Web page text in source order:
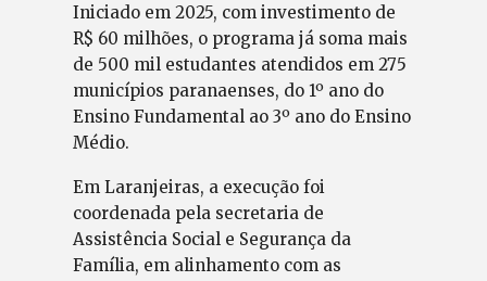
Iniciado em 2025, com investimento de
R$ 60 milhões, o programa já soma mais
de 500 mil estudantes atendidos em 275
municípios paranaenses, do 1º ano do
Ensino Fundamental ao 3º ano do Ensino
Médio.
Em Laranjeiras, a execução foi
coordenada pela secretaria de
Assistência Social e Segurança da
Família, em alinhamento com as